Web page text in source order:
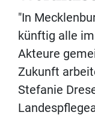
"In
künftig alle
Akteure
Zukunft
Stefanie